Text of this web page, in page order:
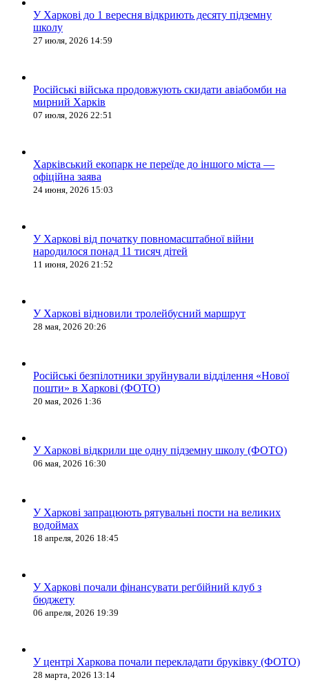
У Харкові до 1 вересня відкриють десяту підземну
школу
27 июля, 2026 14:59
Російські війська продовжують скидати авіабомби на
мирний Харків
07 июля, 2026 22:51
Харківський екопарк не переїде до іншого міста —
офіційна заява
24 июня, 2026 15:03
У Харкові від початку повномасштабної війни
народилося понад 11 тисяч дітей
11 июня, 2026 21:52
У Харкові відновили тролейбусний маршрут
28 мая, 2026 20:26
Російські безпілотники зруйнували відділення «Нової
пошти» в Харкові (ФОТО)
20 мая, 2026 1:36
У Харкові відкрили ще одну підземну школу (ФОТО)
06 мая, 2026 16:30
У Харкові запрацюють рятувальні пости на великих
водоймах
18 апреля, 2026 18:45
У Харкові почали фінансувати регбійний клуб з
бюджету
06 апреля, 2026 19:39
У центрі Харкова почали перекладати бруківку (ФОТО)
28 марта, 2026 13:14